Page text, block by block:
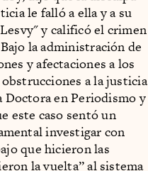
le falló a ella y a su
y calificó el crimen
la administración de
y afectaciones a los
a la justicia
Doctora en Periodismo y
este caso sentó un
investigar con
que hicieron las
la vuelta” al sistema